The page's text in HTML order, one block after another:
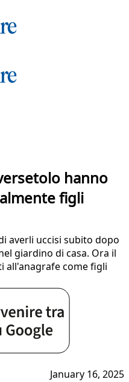
hanno
figli
averli uccisi subito dopo
giardino di casa. Ora il
all'anagrafe come figli
January 16, 2025